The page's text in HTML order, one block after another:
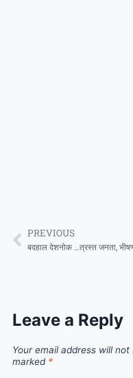
PREVIOUS
Leave a Reply
Your email address will not
marked *